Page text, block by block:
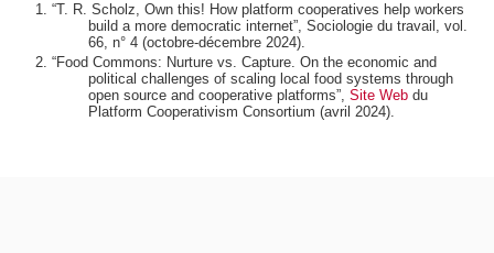
“T. R. Scholz, Own this! How platform cooperatives help workers
build a more democratic internet”, Sociologie du travail , vol.
66, n° 4 (octobre-décembre 2024).
“Food Commons: Nurture vs. Capture. On the economic and
political challenges of scaling local food systems through
open source and cooperative platforms”, Site Web du
Platform Cooperativism Consortium (avril 2024).